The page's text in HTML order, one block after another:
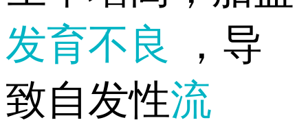
发育不良
，导
致自发性流